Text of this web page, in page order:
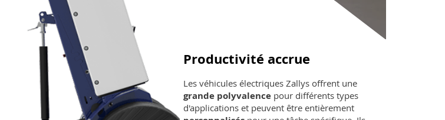
Productivité accrue
Les véhicules électriques Zallys offrent une
grande polyvalencepour différents types
d'applications et peuvent être entièrement